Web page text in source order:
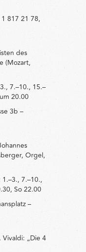
817 21 78,
des
(Mozart,
7.–10., 15.–
20.00
3b –
Orgel,
7.–10.,
So 22.00
–
„Die 4